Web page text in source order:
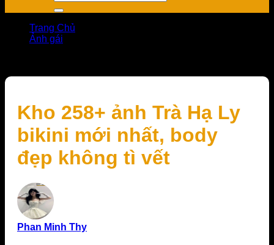
Trang Chủ
Ảnh gái
Kho 258+ ảnh Trà Hạ Ly
bikini mới nhất, body
đẹp không tì vết
Phan Minh Thy